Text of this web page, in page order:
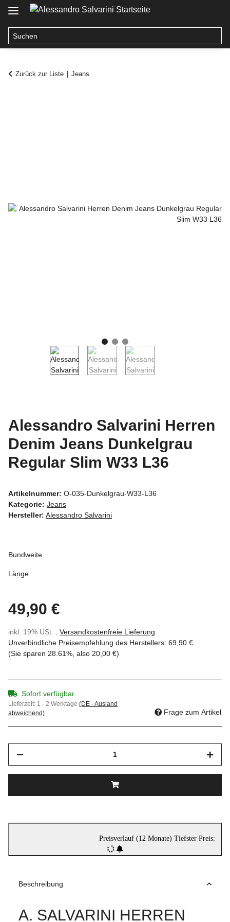
Zurück zur Liste Jeans
Alessandro Salvarini Herren
Denim Jeans Dunkelgrau
Regular Slim W33 L36
Artikelnummer: O-035-Dunkelgrau-W33-L36
Kategorie: Jeans
Hersteller: Alessandro Salvarini
Bundweite
Länge
49,90 €
inkl. 19% USt. , Versandkostenfreie Lieferung
Unverbindliche Preisempfehlung des Herstellers: 69,90 €
(Sie sparen 28.61% , also 20,00 €)
Sofort verfügbar
Lieferzeit: 1 - 2 Werktage (DE - Ausland
abweichend)
Frage zum Artikel
Preisverlauf (12 Monate)
Beschreibung
A. SALVARINI HERREN